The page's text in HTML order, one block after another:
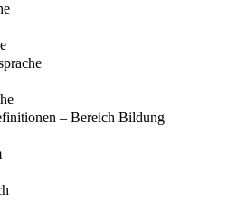
– Bereich Bildung